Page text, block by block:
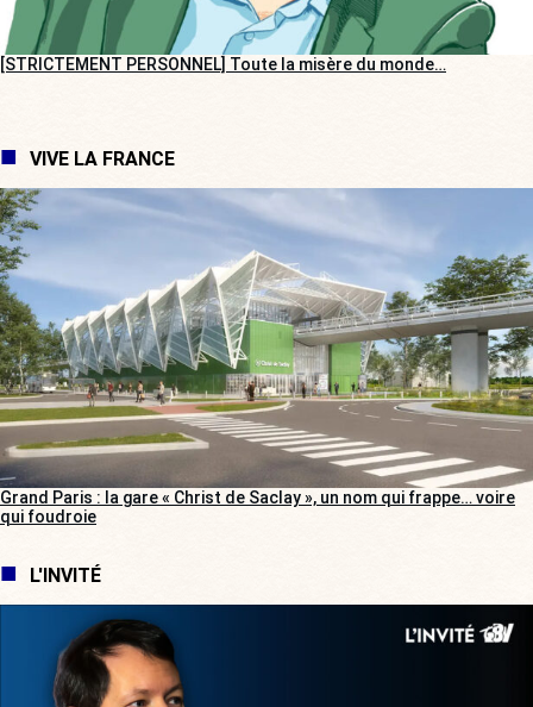
[STRICTEMENT PERSONNEL] Toute la misère du monde…
VIVE LA FRANCE
Grand Paris : la gare « Christ de Saclay », un nom qui frappe… voire
qui foudroie
L'INVITÉ